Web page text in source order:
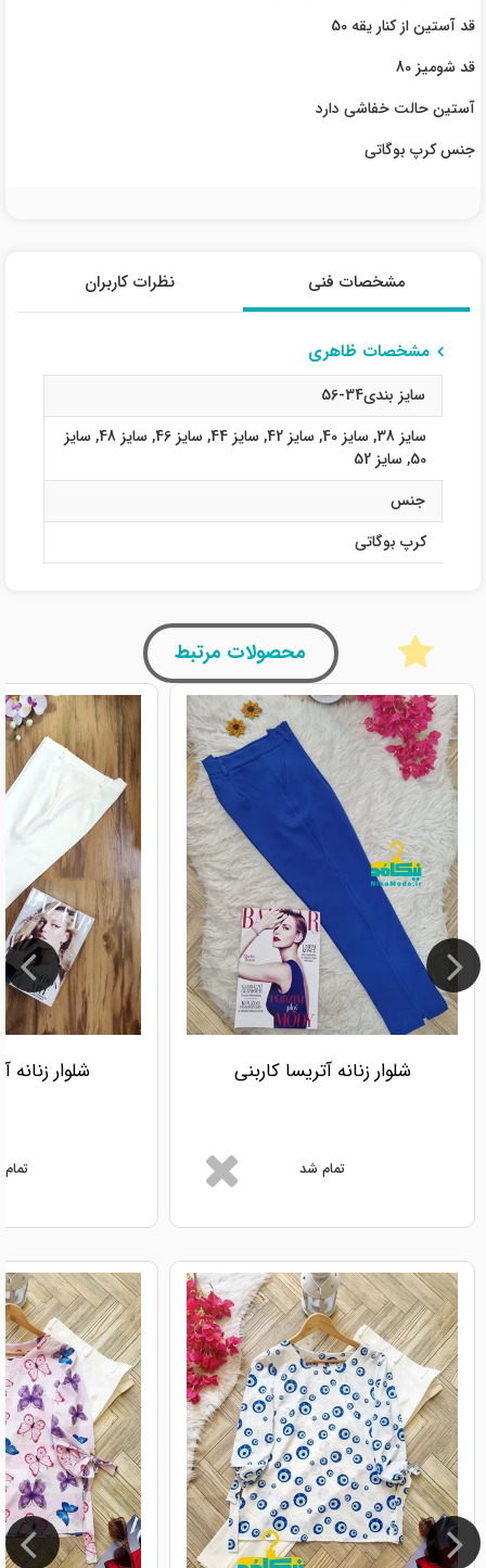
قد آستین از کنار یقه 50
قد شومیز 80
آستین حالت خفاشی دارد
جنس کرپ بوگاتی
مشخصات فنی نظرات کاربران
مشخصات ظاهری
سایز بندی34-56
سایز 38
, سایز 40 , سایز 42 , سایز 44 , سایز 46 , سایز 48 , سایز
50
, سایز 52
جنس
کرپ بوگاتی
محصولات مرتبط
شلوار زنانه آتریسا کاربنی
تمام شد
شلوار زنانه